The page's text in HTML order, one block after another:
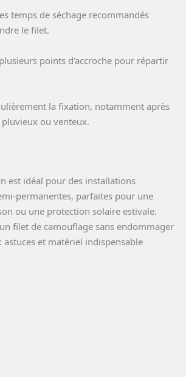
temps de séchage recommandés
le filet.
points d’accroche pour répartir
la fixation, notamment après
ou venteux.
est idéal pour des installations
permanentes, parfaites pour une
ou une protection solaire estivale.
filet de camouflage sans endommager
et matériel indispensable